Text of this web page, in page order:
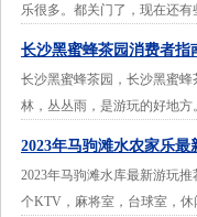
乐很多。都关门了，现在还有
长沙黑蜜蜂茶园消费者指
长沙黑蜜蜂茶园，长沙黑蜜
林，丛丛雨，是游玩的好地方
2023年马驹滩水农家乐最
2023年马驹滩水库最新游玩
个KTV，麻将室，台球室，休